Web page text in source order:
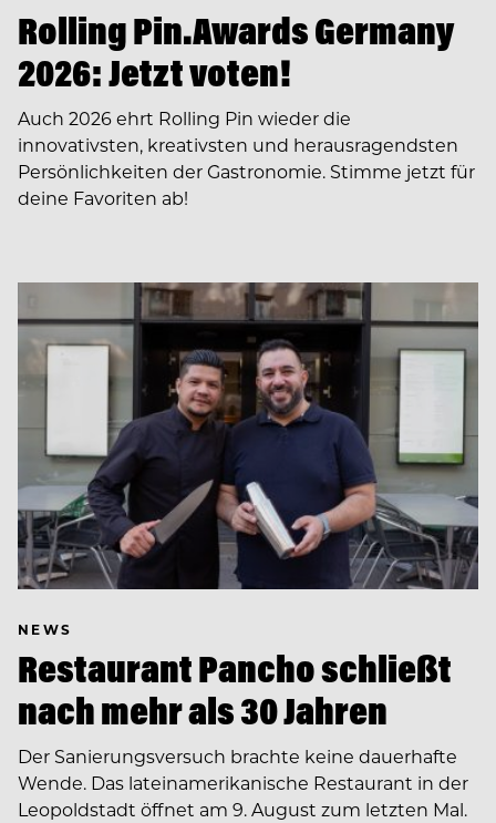
Rolling Pin.Awards Germany
2026: Jetzt voten!
Auch 2026 ehrt Rolling Pin wieder die
innovativsten, kreativsten und herausragendsten
Persönlichkeiten der Gastronomie. Stimme jetzt für
deine Favoriten ab!
NEWS
Restaurant Pancho schließt
nach mehr als 30 Jahren
Der Sanierungsversuch brachte keine dauerhafte
Wende. Das lateinamerikanische Restaurant in der
Leopoldstadt öffnet am 9. August zum letzten Mal.